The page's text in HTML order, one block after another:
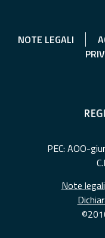
NOTE LEGALI
PEC: AOO-
Note legali